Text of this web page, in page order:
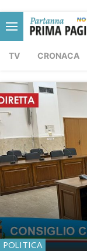
TV CRONACA
POLITICA